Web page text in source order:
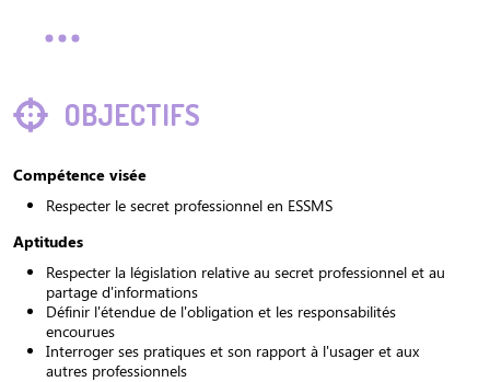
OBJECTIFS
Compétence visée
Respecter le secret professionnel en ESSMS
Aptitudes
Respecter la législation relative au secret professionnel et au
partage d'informations
Définir l'étendue de l'obligation et les responsabilités
encourues
Interroger ses pratiques et son rapport à l'usager et aux
autres professionnels